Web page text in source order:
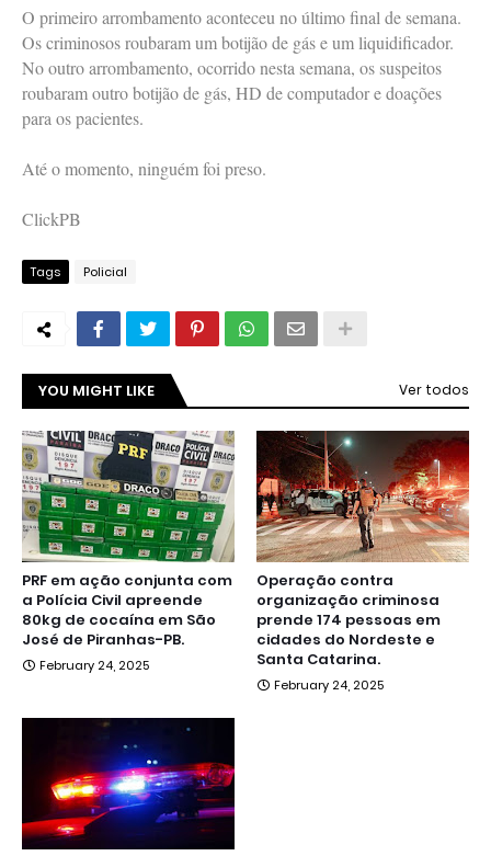
O primeiro arrombamento aconteceu no último final de semana.
Os criminosos roubaram um botijão de gás e um liquidificador.
No outro arrombamento, ocorrido nesta semana, os suspeitos
roubaram outro botijão de gás, HD de computador e doações
para os pacientes.
Até o momento, ninguém foi preso.
ClickPB
Tags Policial
YOU MIGHT LIKE Ver todos
PRF em ação conjunta com
a Polícia Civil apreende
80kg de cocaína em São
José de Piranhas-PB.
February 24, 2025
Operação contra
organização criminosa
prende 174 pessoas em
cidades do Nordeste e
Santa Catarina.
February 24, 2025